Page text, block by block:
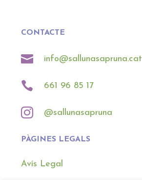
CONTACTE
 info@sallunasapruna.cat
 661 96 85 17
 @sallunasapruna
PÀGINES LEGALS
Avís Legal